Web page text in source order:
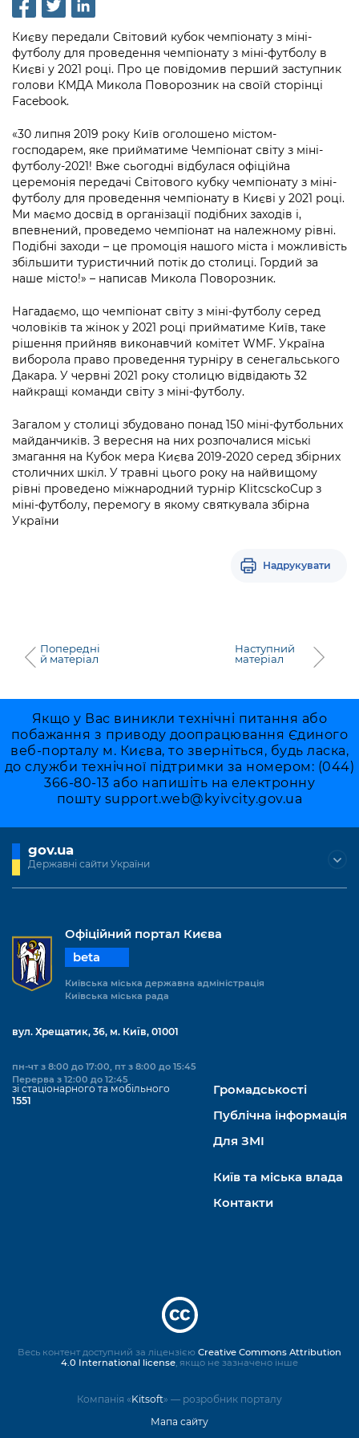
Рішення та розпорядження
Проєкти розпоряджень, що
перебувають на погодженні КМВА
Рішення Київради
Контактна інформація
Графік роботи та прийому громадян
Вакансії
Статистика
Звернення громадян
Промисловість і наука Києва
Підприємства, установи, організації
Kyiv International Relations
Річні звіти
Гендерна політика
Безбар'єрність
Освіта та навчальні заклади
Дороги, транспорт та парковки
Навколишнє середовище міста
Культура, спорт, дозвілля
Бізнес та ліцензування
Фінанси та бюджет
Безпека та правопорядок
Ритуальні послуги
Іноземцям / For foreigners
Пам'ятки культурної спадщини
Портал Захисників та Захисниць
Безбар'єрність
Портал послуг
Міський застосунок Київ Цифровий
Важливе під час воєнного стану
Громадська експертиза
Громадський бюджет
Консультації з громадськістю
Петиції
Відкритий бюджет
Контактний центр
Допомога учасникам АТО
Рада з питань внутрішньо переміщених
осіб при Київській міській військовій
адміністрації
«Ініціатива «Партнерство «Відкритий
Уряд» – місцевий рівень»
Інформація з обмеженим доступом
Подати запит онлайн
Проекти нормативно-правових та
Нормативна база
Питання і відповіді про публічну
інформацію
Порядок оскарження рішень, дій чи
бездіяльності розпорядників інформації
Звіти про опрацювання запитів на
публічну інформацію
Інформація для споживачів
Про відкриті дані
Публічні дашборди
Медіагалерея
Підписатися на новини та анонси від
КМДА / Subscribe to announcements
from the KCSA
Accreditation process
Подати журналістський запит /
Submitting a media request
Зйомки в лікарнях в умовах воєнного
стану / Rules for media coverage of
hospitals at work under martial law
media
Портал Послуг
Києву передали Світовий кубок чемпіонату з міні-
футболу для проведення чемпіонату з міні-футболу в
Києві у 2021 році. Про це повідомив перший заступник
голови КМДА Микола Поворозник на своїй сторінці
Facebook.
«30 липня 2019 року Київ оголошено містом-
господарем, яке прийматиме Чемпіонат світу з міні-
футболу-2021! Вже сьогодні відбулася офіційна
церемонія передачі Світового кубку чемпіонату з міні-
футболу для проведення чемпіонату в Києві у 2021 році.
Ми маємо досвід в організації подібних заходів і,
впевнений, проведемо чемпіонат на належному рівні.
Подібні заходи – це промоція нашого міста і можливість
збільшити туристичний потік до столиці. Гордий за
наше місто!» – написав Микола Поворозник.
Нагадаємо, що чемпіонат світу з міні-футболу серед
чоловіків та жінок у 2021 році прийматиме Київ, таке
рішення прийняв виконавчий комітет WMF. Україна
виборола право проведення турніру в сенегальського
Дакара. У червні 2021 року столицю відвідають 32
найкращі команди світу з міні-футболу.
Загалом у столиці збудовано понад 150 міні-футбольних
майданчиків. З вересня на них розпочалися міські
змагання на Кубок мера Києва 2019-2020 серед збірних
столичних шкіл. У травні цього року на найвищому
рівні проведено міжнародний турнір KlitcsckoCup з
міні-футболу, перемогу в якому святкувала збірна
України
Надрукувати
Попередні
й матеріал
Наступний
матеріал
Якщо у Вас виникли технічні питання або
побажання з приводу доопрацювання Єдиного
веб-порталу м. Києва, то зверніться, будь ласка,
до служби технічної підтримки за номером: (044)
366-80-13 або напишіть на електронну
пошту support.web@kyivcity.gov.ua
gov.ua
Державні сайти України
Офіційний портал Києва
beta
Київська міська державна адміністрація
Київська міська рада
вул. Хрещатик, 36, м. Київ, 01001
пн-чт з 8:00 до 17:00, пт з 8:00 до 15:45
Перерва з 12:00 до 12:45
зі стаціонарного та мобільного
1551
Громадськості
Публічна інформація
Для ЗМІ
Київ та міська влада
Контакти
Компанія «Kitsoft» — розробник порталу
Мапа сайту
Весь контент доступний за ліцензією Creative Commons Attribution
4.0 International license , якщо не зазначено інше